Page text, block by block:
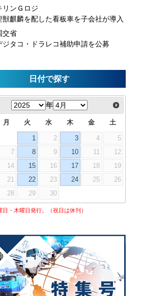
リンＧロジ
獣麒麟を配した看板車を子会社が導入
交省
ジタコ・ドラレコ補助申請を公募
日付で探す
年
月 火 水 木 金 土
1 2 3 4
5
7 8 9 10 11
12
14 15 16 17 18
19
21 22 23 24 25
26
28 29 30
日・木曜日発行。（祝日は休刊）